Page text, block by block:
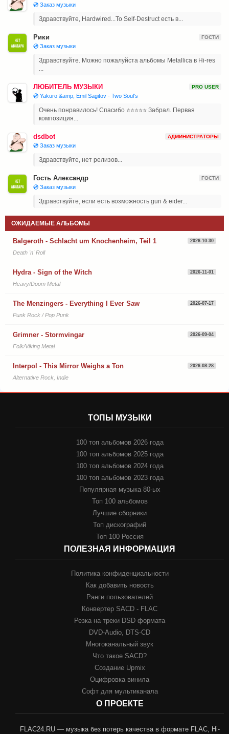
💿 Заказ музыки
Здравствуйте, Hardwired...To Self-Destruct есть в...
Рики ГОСТИ
💿 Заказ музыки
Здравствуйте. Можно пожалуйста альбомы Metallica в Hi-res
...
ЛЮБИТЕЛЬ МУЗЫКИ PRO USER
💿 Yakuro &amp; Emil Sagitov - Two Soul's
Очень понравилось! Спасибо ⭐⭐⭐⭐⭐ Забрал. Первая
композиция...
dsdbot АДМИНИСТРАТОРЫ
💿 Заказ музыки
Здравствуйте, нет релизов...
Гость Александр ГОСТИ
💿 Заказ музыки
Здравствуйте, если есть возможность guri & eider...
ОЖИДАЕМЫЕ АЛЬБОМЫ
Balgeroth - Schlacht um Knochenheim, Teil 1 2026-10-30
Death 'n' Roll
Hydra - Sign of the Witch 2026-11-01
Heavy/Doom Metal
The Menzingers - Everything I Ever Saw 2026-07-17
Punk Rock / Pop Punk
Grimner - Stormvingar 2026-09-04
Folk/Viking Metal
Interpol - This Mirror Weighs a Ton 2026-08-28
Alternative Rock, Indie
ТОПЫ МУЗЫКИ
100 топ альбомов 2026 года
100 топ альбомов 2025 года
100 топ альбомов 2024 года
100 топ альбомов 2023 года
Популярная музыка 80-ых
Топ 100 альбомов
Лучшие сборники
Топ дискографий
Топ 100 Россия
ПОЛЕЗНАЯ ИНФОРМАЦИЯ
Политика конфиденциальности
Как добавить новость
Ранги пользователей
Конвертер SACD - FLAC
Резка на треки DSD формата
DVD-Audio, DTS-CD
Многоканальный звук
Что такое SACD?
Создание Upmix
Оцифровка винила
Софт для мультиканала
О ПРОЕКТЕ
FLAC24.RU — музыка без потерь качества в формате FLAC, Hi-